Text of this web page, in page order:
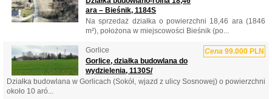
ara – Bieśnik, 1184S
Na sprzedaż działka o powierzchni 18,46 ara (1846
m²), położona w miejscowości Bieśnik (po...
Gorlice Cena 99.000 PLN
Gorlice, działka budowlana do
wydzielenia, 1130S/
Działka budowlana w Gorlicach (Sokół, wjazd z ulicy Sosnowej) o powierzchni
około 10 aró...